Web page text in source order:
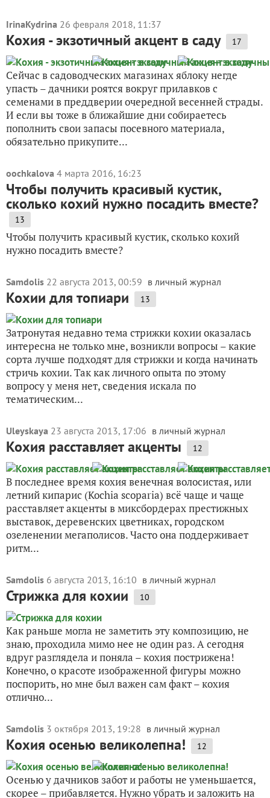
IrinaKydrina 26 февраля 2018, 11:37
Кохия - экзотичный акцент в саду 17
Сейчас в садоводческих магазинах яблоку негде
упасть – дачники роятся вокруг прилавков с
семенами в преддверии очередной весенней страды.
И если вы тоже в ближайшие дни собираетесь
пополнить свои запасы посевного материала,
обязательно прикупите...
oochkalova 4 марта 2016, 16:23
Чтобы получить красивый кустик,
сколько кохий нужно посадить вместе?
13
Чтобы получить красивый кустик, сколько кохий
нужно посадить вместе?
Samdolis 22 августа 2013, 00:59 в личный журнал
Кохии для топиари 13
Затронутая недавно тема стрижки кохии оказалась
интересна не только мне, возникли вопросы – какие
сорта лучше подходят для стрижки и когда начинать
стричь кохии. Так как личного опыта по этому
вопросу у меня нет, сведения искала по
тематическим...
Uleyskaya 23 августа 2013, 17:06 в личный журнал
Кохия расставляет акценты 12
В последнее время кохия венечная волосистая, или
летний кипарис (Kochia scoparia) всё чаще и чаще
расставляет акценты в миксбордерах престижных
выставок, деревенских цветниках, городском
озеленении мегаполисов. Часто она поддерживает
ритм...
Samdolis 6 августа 2013, 16:10 в личный журнал
Стрижка для кохии 10
Как раньше могла не заметить эту композицию, не
знаю, проходила мимо нее не один раз. А сегодня
вдруг разглядела и поняла – кохия пострижена!
Конечно, о красоте изображенной фигуры можно
поспорить, но мне был важен сам факт – кохия
отлично...
Samdolis 3 октября 2013, 19:28 в личный журнал
Кохия осенью великолепна! 12
Осенью у дачников забот и работы не уменьшается,
скорее – прибавляется. Нужно убрать и заложить на